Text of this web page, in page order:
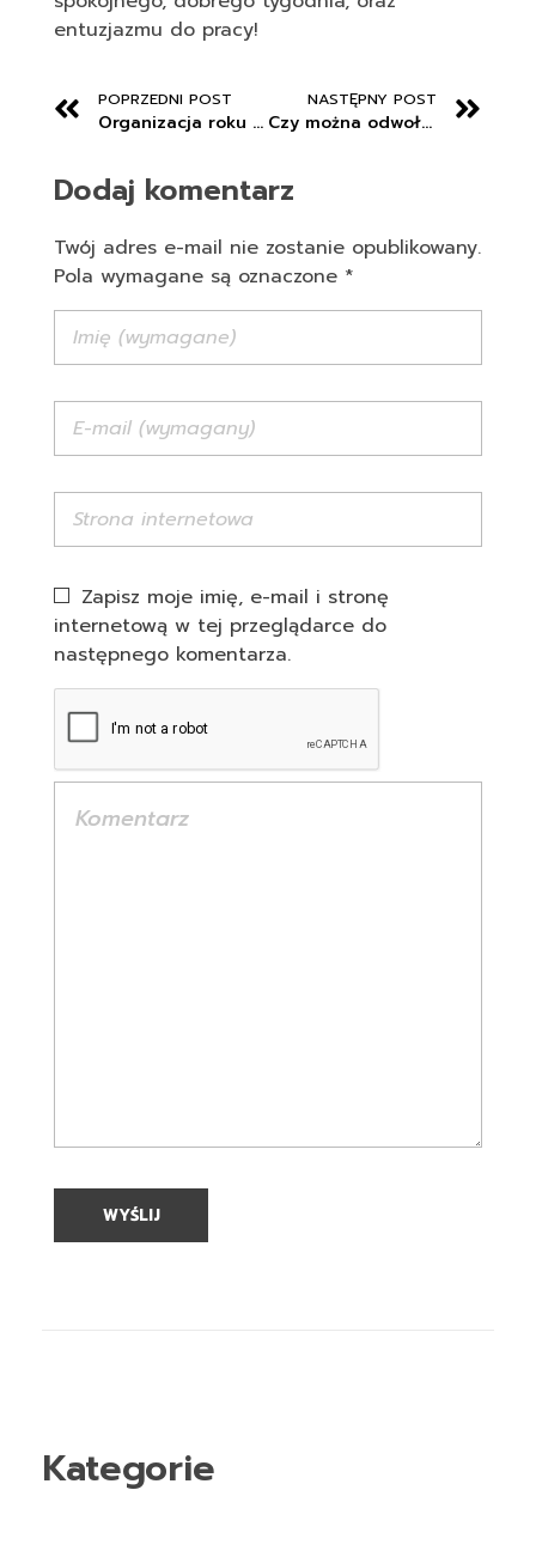
entuzjazmu do pracy!
POPRZEDNI POST
Organizacja roku szkolnego 2018/2019
NASTĘPNY POST
Czy można odwołać zgodę na przetwarzanie danych osobowych?
Dodaj komentarz
Twój adres e-mail nie zostanie opublikowany.
Pola wymagane są oznaczone *
Zapisz moje imię, e-mail i stronę
internetową w tej przeglądarce do
następnego komentarza.
Kategorie